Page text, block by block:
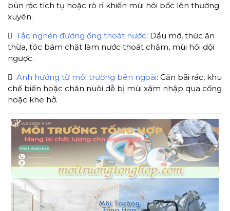
bùn rác tích tụ hoặc rò rỉ khiến mùi hôi bốc lên thường
xuyên.
 Tắc nghẽn đường ống thoát nước: Dầu mỡ, thức ăn
thừa, tóc bám chặt làm nước thoát chậm, mùi hôi dội
ngược.
 Ảnh hưởng từ môi trường bên ngoài: Gần bãi rác, khu
chế biến hoặc chăn nuôi dễ bị mùi xâm nhập qua cống
hoặc khe hở.